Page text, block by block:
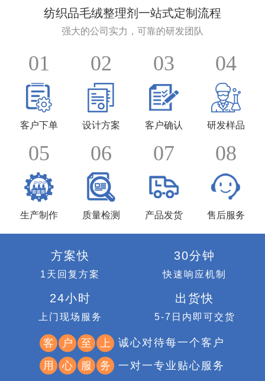
纺织品毛绒整理剂一站式定制流程
强大的公司实力，可靠的研发团队
01
客户下单
02
设计方案
03
客户确认
04
研发样品
05
生产制作
06
质量检测
07
产品发货
08
售后服务
方案快
1天回复方案
30分钟
快速响应机制
24小时
上门现场服务
出货快
5-7日内即可交货
客 户 至 上
诚心对待每一个客户
用
心 服 务 一对一专业贴心服务